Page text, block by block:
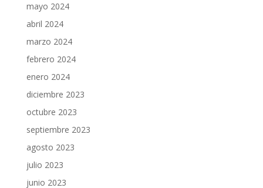
mayo 2024
abril 2024
marzo 2024
febrero 2024
enero 2024
diciembre 2023
octubre 2023
septiembre 2023
agosto 2023
julio 2023
junio 2023